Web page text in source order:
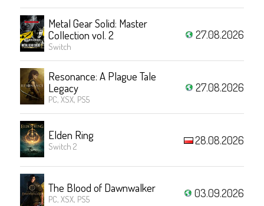
Metal Gear Solid: Master
Collection vol. 2
Switch
27.08.2026
Resonance: A Plague Tale
Legacy
PC, XSX, PS5
27.08.2026
Elden Ring
Switch 2 28.08.2026
The Blood of Dawnwalker
PC, XSX, PS5 03.09.2026